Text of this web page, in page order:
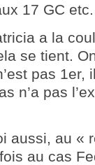
17 GC etc.
a la
se tient.
pas 1er,
n’a pas
aussi, au «
au cas